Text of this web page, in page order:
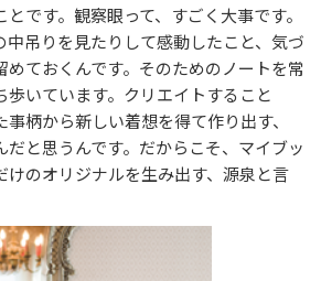
です。観察眼って、すごく大事です。
中吊りを見たりして感動したこと、気づ
めておくんです。そのためのノートを常
歩いています。クリエイトすること
柄から新しい着想を得て作り出す、
だと思うんです。だからこそ、マイブッ
けのオリジナルを生み出す、源泉と言